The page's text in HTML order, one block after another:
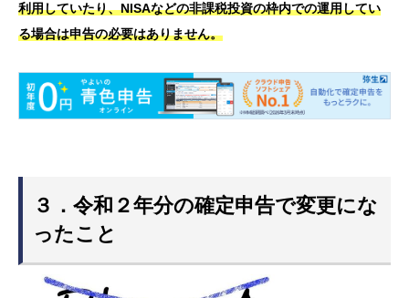
利用していたり、NISAなどの非課税投資の枠内での運用してい
る場合は申告の必要はありません。
３．令和２年分の確定申告で変更にな
ったこと